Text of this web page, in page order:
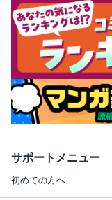
サポートメニュー
初めての方へ